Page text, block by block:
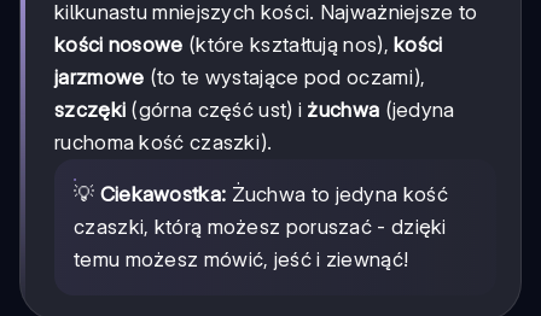
kilkunastu mniejszych kości. Najważniejsze to
kości nosowe (które kształtują nos),kości
jarzmowe (to te wystające pod oczami),
szczęki (górna część ust) i żuchwa (jedyna
ruchoma kość czaszki).
💡 Ciekawostka: Żuchwa to jedyna kość
czaszki, którą możesz poruszać - dzięki
temu możesz mówić, jeść i ziewnąć!